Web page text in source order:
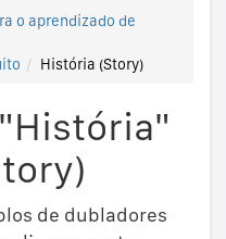
o aprendizado de
História (Story)
de dubladores